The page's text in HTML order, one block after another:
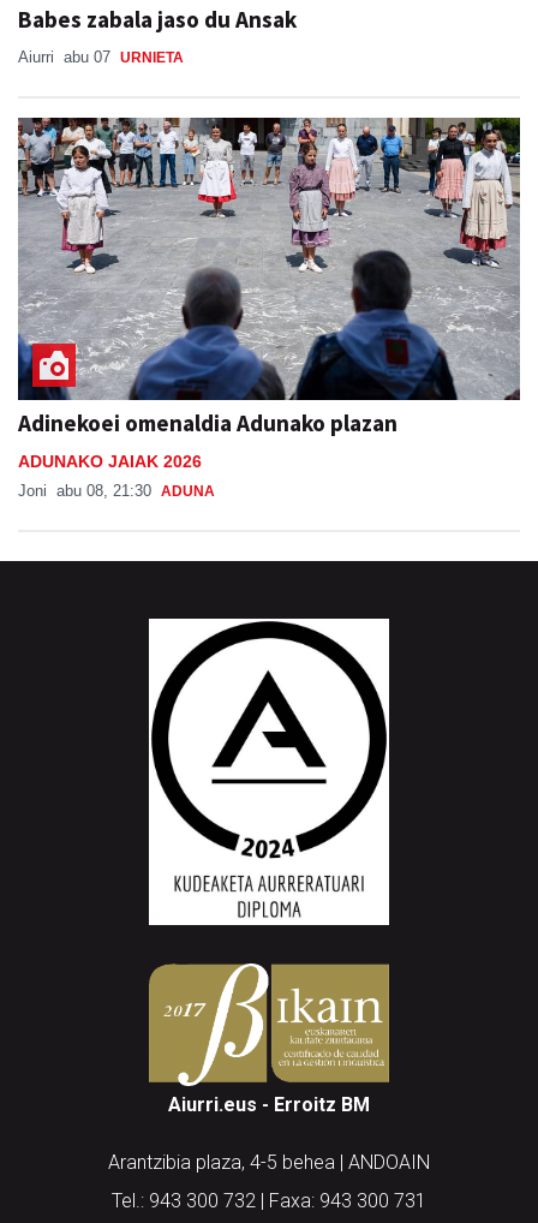
Babes zabala jaso du Ansak
Aiurri abu 07 URNIETA
Adinekoei omenaldia Adunako plazan
ADUNAKO JAIAK 2026
Joni abu 08, 21:30 ADUNA
Aiurri.eus - Erroitz BM
Arantzibia plaza, 4-5 behea | ANDOAIN
Tel.: 943 300 732 | Faxa: 943 300 731